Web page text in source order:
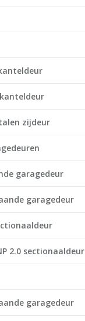
zijdeur
garagedeur
garagedeur
2.0 sectionaaldeur
garagedeur